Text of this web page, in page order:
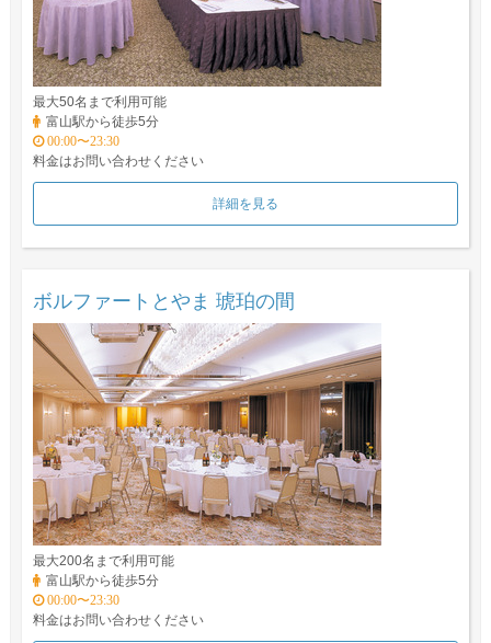
最大50名まで利用可能
富山駅から徒歩5分
00:00〜23:30
料金はお問い合わせください
詳細を見る
ボルファートとやま 琥珀の間
最大200名まで利用可能
富山駅から徒歩5分
00:00〜23:30
料金はお問い合わせください